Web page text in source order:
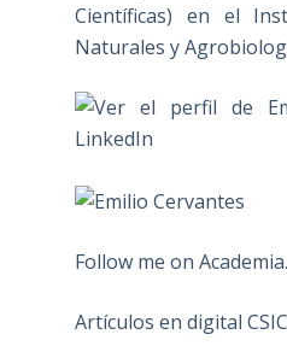
Científicas) en el
Naturales y
Follow me on
Artículos en digital CSIC